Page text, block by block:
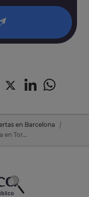
en Barcelona
Oposiciones de Administratius de Catalunya en Torello (Barcelona)